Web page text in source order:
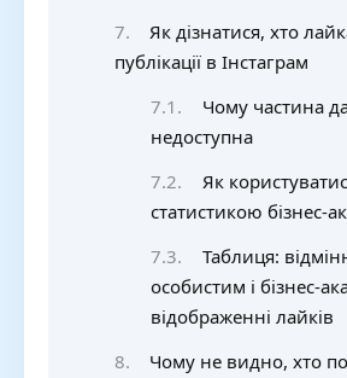
Як дізнатися, хто
публікації в Інстаграм
Чому частина
недоступна
Як
статистикою бізнес-
Таблиця:
особистим і бізнес-
відображенні лайків
Чому не видно, хто